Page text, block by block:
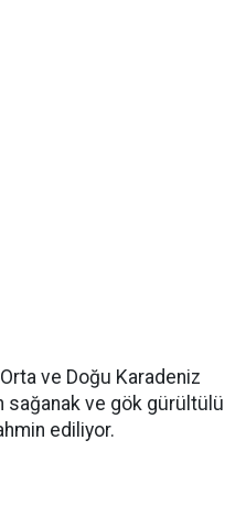
ve Doğu Karadeniz
sağanak ve gök gürültülü
ediliyor.